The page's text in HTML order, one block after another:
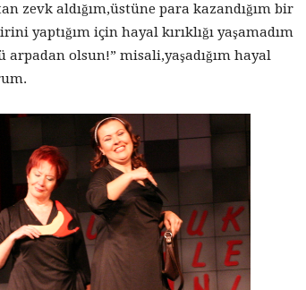
zevk aldığım,üstüne para kazandığım bir
yaptığım için hayal kırıklığı yaşamadım
olsun!” misali,yaşadığım hayal